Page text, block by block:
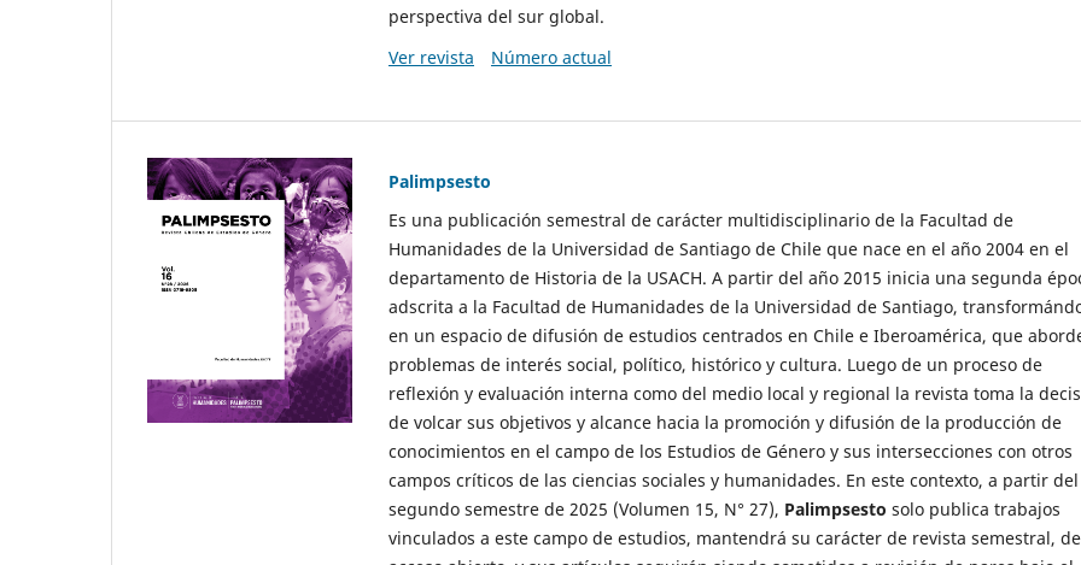
perspectiva del sur global.
Ver revista
Número actual
Palimpsesto
Es una publicación semestral de carácter multidisciplinario de la Facultad de
Humanidades de la Universidad de Santiago de Chile que nace en el año 2004 en el
departamento de Historia de la USACH. A partir del año 2015 inicia una segunda
adscrita a la Facultad de Humanidades de la Universidad de Santiago,
en un espacio de difusión de estudios centrados en Chile e Iberoamérica, que
problemas de interés social, político, histórico y cultura. Luego de un proceso de
reflexión y evaluación interna como del medio local y regional la revista toma la
de volcar sus objetivos y alcance hacia la promoción y difusión de la producción de
conocimientos en el campo de los Estudios de Género y sus intersecciones con otros
campos críticos de las ciencias sociales y humanidades. En este contexto, a partir del
segundo semestre de 2025 (Volumen 15, N° 27), Palimpsesto solo publica trabajos
vinculados a este campo de estudios, mantendrá su carácter de revista semestral, de